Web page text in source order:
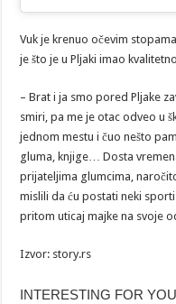
Vuk je krenuo očevim
je što je u Pljaki imao
– Brat i ja smo pored Pljake
smiri, pa me je otac odveo u
jednom mestu i čuo nešto
gluma, knjige… Dosta
prijateljima glumcima,
mislili da ću postati neki
pritom uticaj majke na svoje
Izvor: story.rs